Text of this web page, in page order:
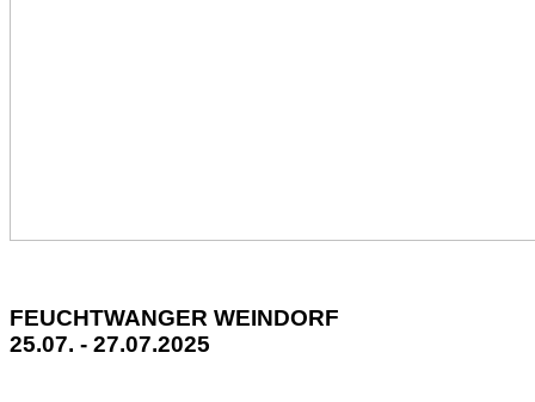
FEUCHTWANGER WEINDORF
25.07. - 27.07.2025